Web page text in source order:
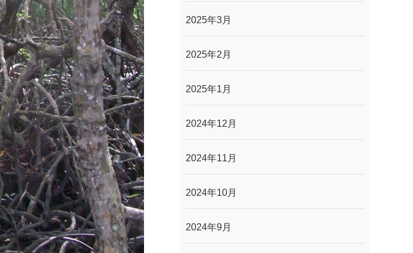
2025年3月
2025年2月
2025年1月
2024年12月
2024年11月
2024年10月
2024年9月